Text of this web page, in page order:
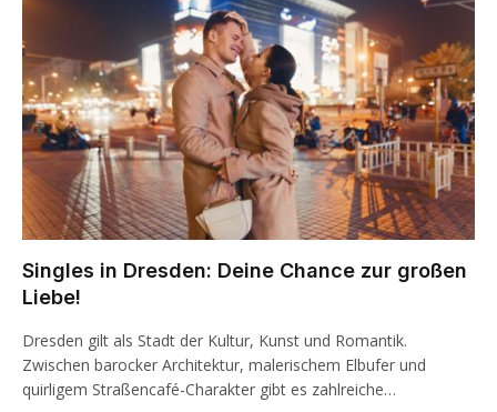
Singles in Dresden: Deine Chance zur großen
Liebe!
Dresden gilt als Stadt der Kultur, Kunst und Romantik.
Zwischen barocker Architektur, malerischem Elbufer und
quirligem Straßencafé-Charakter gibt es zahlreiche…